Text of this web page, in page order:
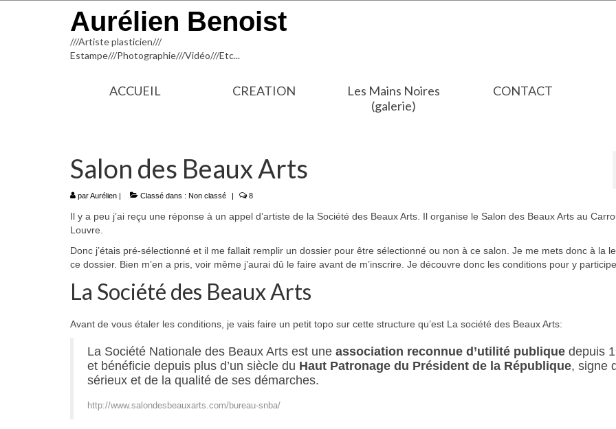
Aurélien Benoist
///Artiste plasticien///
Estampe///Photographie///Vidéo///Etc...
ACCUEIL CREATION
Les Mains Noires
(galerie)
CONTACT
Salon des Beaux Arts
parAurélien | Classé dans : Non classé | 8
Il y a peu j’ai reçu une réponse à un appel d’artiste de la Société des Beaux Arts. Il organise le Salon des Beaux Arts au
Louvre.
Donc j’étais pré-sélectionné et il me fallait remplir un dossier pour être sélectionné ou non à ce salon. Je me mets donc à la
ce dossier. Bien m’en a pris, voir même j’aurai dû le faire avant de m’inscrire. Je découvre donc les conditions pour y
La Société des Beaux Arts
Avant de vous étaler les conditions, je vais faire un petit topo sur cette structure qu’est La société des Beaux Arts:
La Société Nationale des Beaux Arts est une association reconnue d’utilité publique depuis
et bénéficie depuis plus d’un siècle du Haut Patronage du Président de la République, signe
sérieux et de la qualité de ses démarches.
http://www.salondesbeauxarts.com/bureau-snba/